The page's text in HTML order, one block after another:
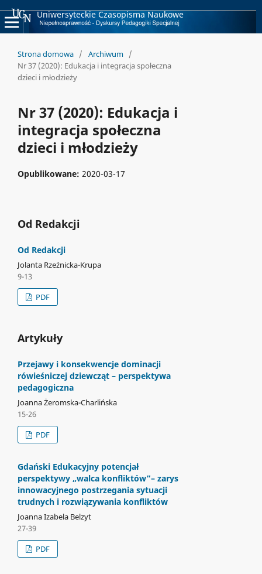
Uniwersyteckie Czasopisma Naukowe
Strona domowa / Archiwum /
Nr 37 (2020): Edukacja i integracja społeczna
dzieci i młodzieży
Nr 37 (2020): Edukacja i
integracja społeczna
dzieci i młodzieży
Opublikowane: 2020-03-17
Od Redakcji
Od Redakcji
Jolanta Rzeźnicka-Krupa
9-13
PDF
Artykuły
Przejawy i konsekwencje dominacji
rówieśniczej dziewcząt – perspektywa
pedagogiczna
Joanna Żeromska-Charlińska
15-26
PDF
Gdański Edukacyjny potencjał
perspektywy „walca konfliktów”– zarys
innowacyjnego postrzegania sytuacji
trudnych i rozwiązywania konfliktów
Joanna Izabela Belzyt
27-39
PDF